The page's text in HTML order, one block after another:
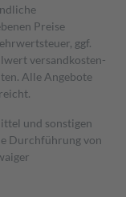
Preise
ggf.
versand­kosten­
Alle Angebote
und sonstigen
Durchführung von